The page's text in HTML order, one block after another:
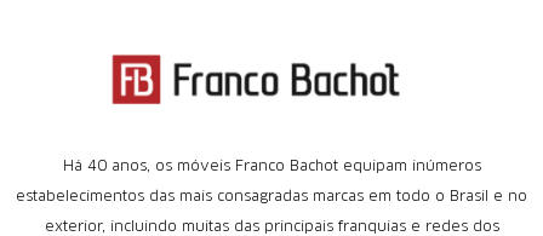
Há 40 anos, os móveis Franco Bachot equipam inúmeros
estabelecimentos das mais consagradas marcas em todo o Brasil e no
exterior, incluindo muitas das principais franquias e redes dos